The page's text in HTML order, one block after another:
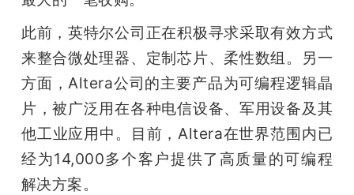
此前，英特尔公司正在积极寻求采取有效方式
来整合微处理器、定制芯片、柔性数组。另一
方面，Altera公司的主要产品为可编程逻辑晶
片，被广泛用在各种电信设备、军用设备及其
他工业应用中。目前，Altera在世界范围内已
经为14,000多个客户提供了高质量的可编程
解决方案。